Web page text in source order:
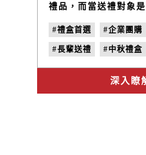
禮品，而當送禮對象
作、純天然無添加的
輕鬆搭配，讓您送禮
歡心！
#禮盒首選 #企業團購
#長輩送禮 #中秋禮盒
#中秋伴手禮
深入瞭